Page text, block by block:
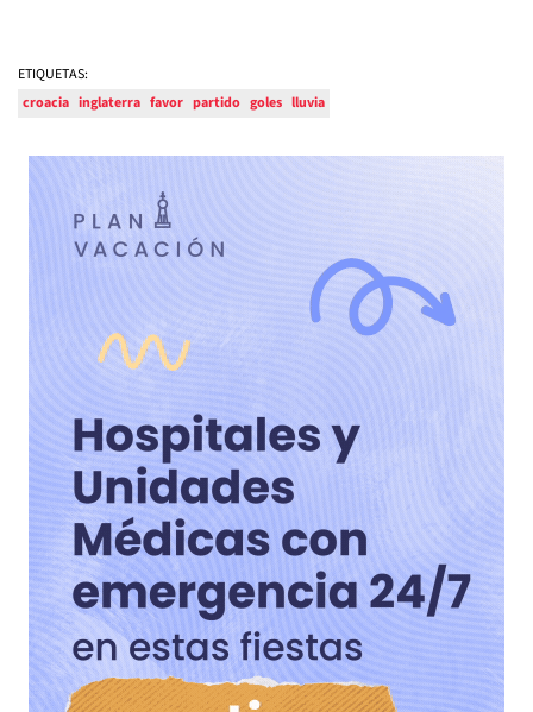
ETIQUETAS:
croacia inglaterra favor partido goles lluvia